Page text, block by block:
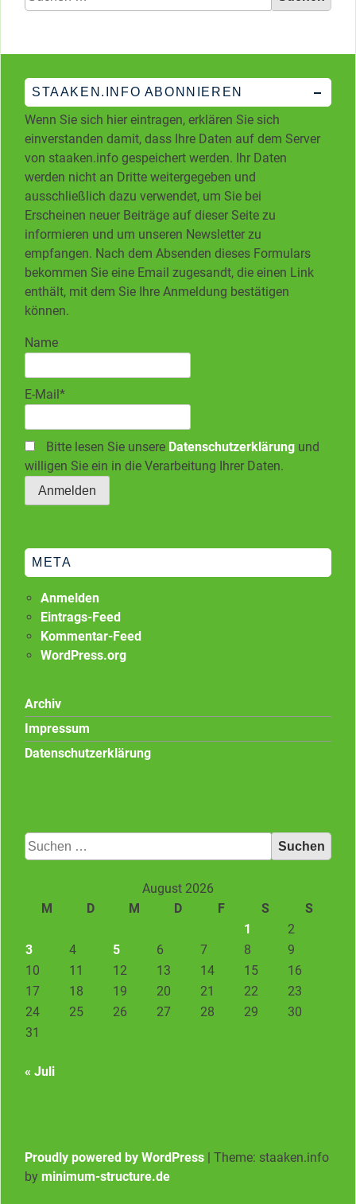
nach:
STAAKEN.INFO ABONNIEREN
Wenn Sie sich hier eintragen, erklären Sie sich
einverstanden damit, dass Ihre Daten auf dem Server
von staaken.info gespeichert werden. Ihr Daten
werden nicht an Dritte weitergegeben und
ausschließlich dazu verwendet, um Sie bei
Erscheinen neuer Beiträge auf dieser Seite zu
informieren und um unseren Newsletter zu
empfangen. Nach dem Absenden dieses Formulars
bekommen Sie eine Email zugesandt, die einen Link
enthält, mit dem Sie Ihre Anmeldung bestätigen
können.
Name
E-Mail*
Bitte lesen Sie unsere Datenschutzerklärung und
willigen Sie ein in die Verarbeitung Ihrer Daten.
META
Anmelden
Eintrags-Feed
Kommentar-Feed
WordPress.org
Archiv
Impressum
Datenschutzerklärung
Suchen
nach:
August 2026
M
D M D F S
S
1
2
3
4 5 6 7 8
9
10
11 12 13 14 15
16
17
18 19 20 21 22
23
24
25 26 27 28 29
30
31
« Juli
Proudly powered by WordPress
Theme: staaken.info
by minimum-structure.de